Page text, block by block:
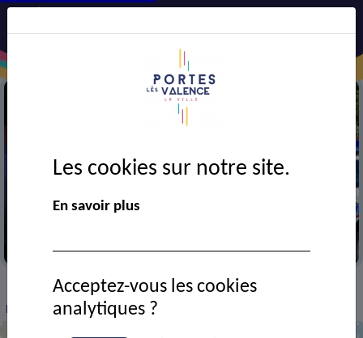
> VIE MUNICIPALE > Ressources documentaires
Liste objets Dispositif Sécurité Vacances
Les cookies sur notre site.
En savoir plus
Acceptez-vous les cookies
analytiques ?